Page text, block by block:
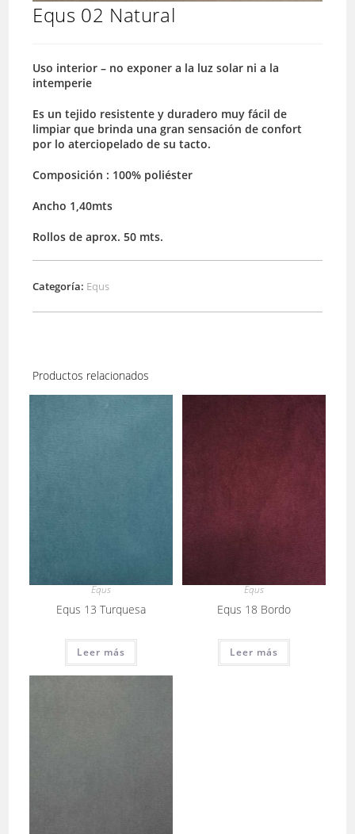
Equs 02 Natural
Uso interior – no exponer a la luz solar ni a la
intemperie
Es un tejido resistente y duradero muy fácil de
limpiar que brinda una gran sensación de confort
por lo aterciopelado de su tacto.
Composición : 100% poliéster
Ancho 1,40mts
Rollos de aprox. 50 mts.
Categoría: Equs
Productos relacionados
Equs
Equs 13 Turquesa
Leer más
Equs
Equs 18 Bordo
Leer más